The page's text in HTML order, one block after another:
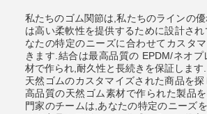
私たちのゴム関節は,私たちのラインの
は高い柔軟性を提供するために設計さ
なたの特定のニーズに合わせてカスタ
きます.結合は最高品質の EPDM/ネオ
材で作られ,耐久性と長続きを保証します..
天然ゴムのカスタマイズされた商品を
高品質の天然ゴム素材で作られた製品
門家のチームは,あなたの特定のニーズ